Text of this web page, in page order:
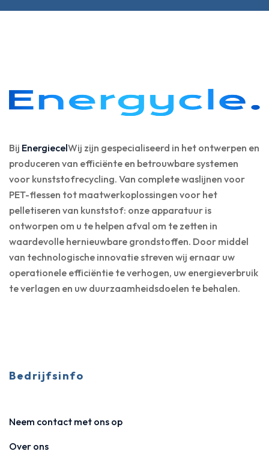
Bij EnergiecelWij zijn gespecialiseerd in het ontwerpen en
produceren van efficiënte en betrouwbare systemen
voor kunststofrecycling. Van complete waslijnen voor
PET-flessen tot maatwerkoplossingen voor het
pelletiseren van kunststof: onze apparatuur is
ontworpen om u te helpen afval om te zetten in
waardevolle hernieuwbare grondstoffen. Door middel
van technologische innovatie streven wij ernaar uw
operationele efficiëntie te verhogen, uw energieverbruik
te verlagen en uw duurzaamheidsdoelen te behalen.
Bedrijfsinfo
Neem contact met ons op
Over ons